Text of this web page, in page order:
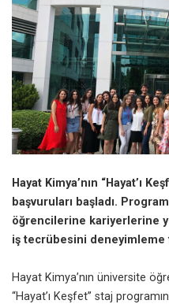
Hayat Kimya’nın “Hayat’ı
başvuruları başladı.
öğrencilerine kariyerlerine
iş tecrübesini deneyimleme
Hayat Kimya’nın üniversite
“Hayat’ı Keşfet” staj